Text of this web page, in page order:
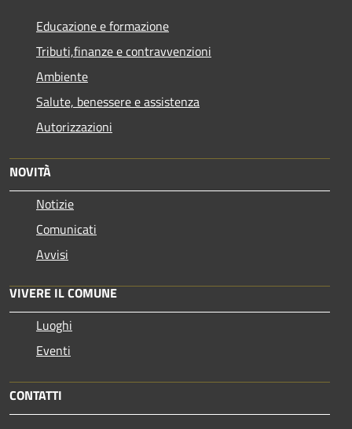
Educazione e formazione
Tributi,finanze e contravvenzioni
Ambiente
Salute, benessere e assistenza
Autorizzazioni
NOVITÀ
Notizie
Comunicati
Avvisi
VIVERE IL COMUNE
Luoghi
Eventi
CONTATTI